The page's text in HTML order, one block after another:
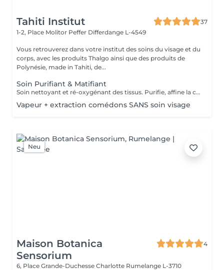
Tahiti Institut
37
1-2, Place Molitor Peffer Differdange L-4549
Vous retrouverez dans votre institut des soins du visage et du
corps, avec les produits Thalgo ainsi que des produits de
Polynésie, made in Tahiti, de...
Soin Purifiant & Matifiant
Soin nettoyant et ré-oxygénant des tissus. Purifie, affine la couche cornée, resserre les pores et matifie grâce à des appareils professionnels et des produits choisis avec soin. Une détoxification du cuir chevelu est prévu également dans ce soin.
Vapeur + extraction comédons SANS soin visage
Neu
Maison Botanica
Sensorium
4
6, Place Grande-Duchesse Charlotte Rumelange L-3710